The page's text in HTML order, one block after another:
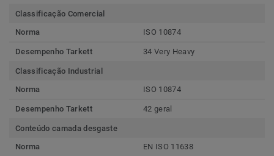
Classificação Comercial
Norma
ISO 10874
Desempenho Tarkett 34 Very Heavy
Classificação Industrial
Norma
ISO 10874
Desempenho Tarkett 42 geral
Conteúdo camada desgaste
Norma
EN ISO 11638